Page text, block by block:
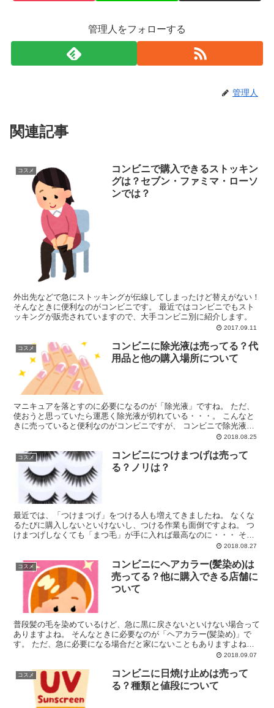
管理人をフォローする
管理人
関連記事
コスメ
コンビニで購入できるストッキン
グは？セブン・ファミマ・ローソ
ンでは？
外出先などで急にストッキングが伝線してしまったけど替えがない！
そんなときに便利なのがコンビニです。 最近ではコンビニでもスト
ッキングが販売されていますので、大手コンビニ別に紹介します。
2017.09.11
コスメ
コンビニに除光液は売ってる？代
用品と他の購入場所について
マニキュアを落とすのに必要になるのが「除光液」ですね。 ただ、
使おうと思っていたら運悪く除光液が切れている・・・。 こんなと
きに売っていると便利なのがコンビニですが、 コンビニで除光液は
販売されているのでしょうか。 大手コンビニの状況につい...2018.08.25
コスメ
コンビニにつけまつげは売って
る？ノリは？
最近では、「つけまつげ」をつける人も増えてきましたね。 なくな
るたびに購入しないといけないし、つける作業も面倒ですよね。 つ
けまつげしなくても「まつ毛」が手に入れば最高なのに・・・ そん
な「つけまつげ」ですが、コンビニで売っているのでしょう...2018.08.27
コスメ
コンビニにヘアカラー(髪染め)は
売ってる？他に購入できる店舗に
ついて
普段髪の毛を染めているけど、急に黒に戻さないといけない場合って
ありますよね。 そんなときに必要なのが「ヘアカラー(髪染め)」で
す。 ただ、急に必要になる場合だと家にないこともありますよね。
2018.09.07
コスメ
コンビニに日焼け止めは売って
る？種類と値段について